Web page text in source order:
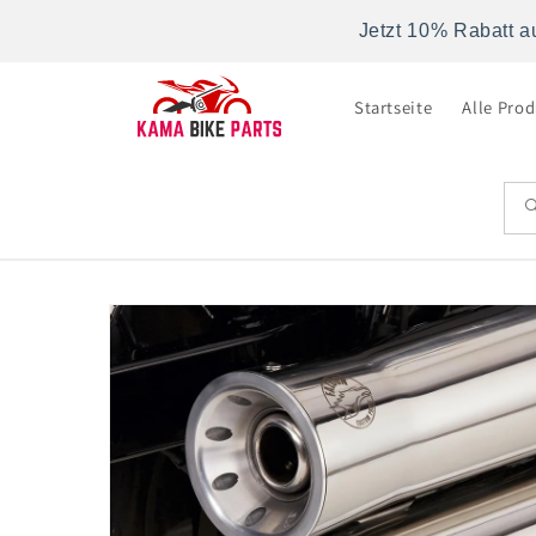
Jetzt 10% Rabatt
Startseite Alle
Produktinformationen
springen